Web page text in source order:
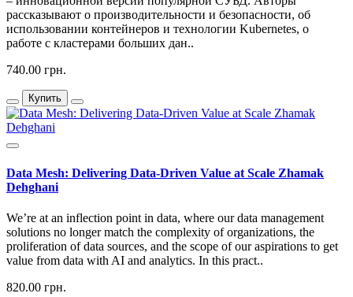
рассказывают о производительности и безопасности, об
использовании контейнеров и технологии Kubernetes, о
работе с кластерами больших дан..
740.00 грн.
Купить
Data Mesh: Delivering Data-Driven Value at Scale Zhamak
Dehghani
We’re at an inflection point in data, where our data management
solutions no longer match the complexity of organizations, the
proliferation of data sources, and the scope of our aspirations to get
value from data with AI and analytics. In this pract..
820.00 грн.